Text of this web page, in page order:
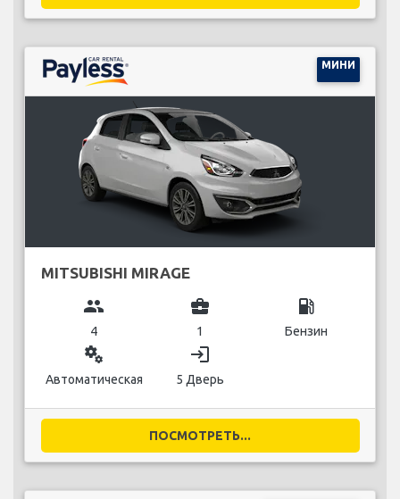
МИНИ
MITSUBISHI MIRAGE
group
4
business_center
1
local_gas_station
Бензин
miscellaneous_services
Автоматическая
login
5 Дверь
ПОСМОТРЕТЬ...